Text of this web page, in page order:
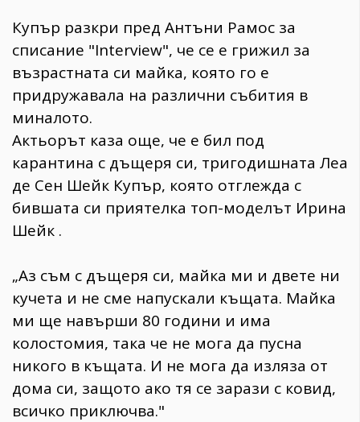
Купър разкри пред Антъни Рамос за
списание "Interview", че се е грижил за
възрастната си майка, която го е
придружавала на различни събития в
миналото.
Актьорът каза още, че е бил под
карантина с дъщеря си, тригодишната Леа
де Сен Шейк Купър, която отглежда с
бившата си приятелка топ-моделът Ирина
Шейк .
„Аз съм с дъщеря си, майка ми и двете ни
кучета и не сме напускали къщата. Майка
ми ще навърши 80 години и има
колостомия, така че не мога да пусна
никого в къщата. И не мога да изляза от
дома си, защото ако тя се зарази с ковид,
всичко приключва."